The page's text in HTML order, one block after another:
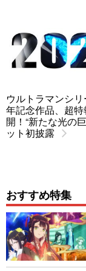
ウルトラマンシ
年記念作品、超
開！“新たな光の
ット初披露
おすすめ特集